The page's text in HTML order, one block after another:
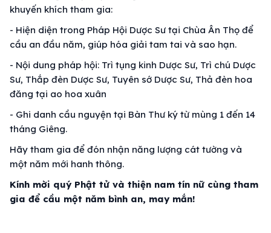
khuyến khích tham gia:
- Hiện diện trong Pháp Hội Dược Sư tại Chùa Ân Thọ để
cầu an đầu năm, giúp hóa giải tam tai và sao hạn.
- Nội dung pháp hội: Trì tụng kinh Dược Sư, Trì chú Dược
Sư, Thắp đèn Dược Sư, Tuyên sớ Dược Sư, Thả đèn hoa
đăng tại ao hoa xuân
- Ghi danh cầu nguyện tại Bàn Thư ký từ mùng 1 đến 14
tháng Giêng.
Hãy tham gia để đón nhận năng lượng cát tường và
một năm mới hanh thông.
Kính mời quý Phật tử và thiện nam tín nữ cùng tham
gia để cầu một năm bình an, may mắn!